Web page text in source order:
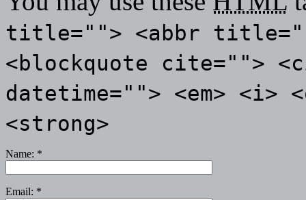
title=""> <abbr
<blockquote cite="">
datetime=""> <em> <i>
<strong>
Name: *
Email: *